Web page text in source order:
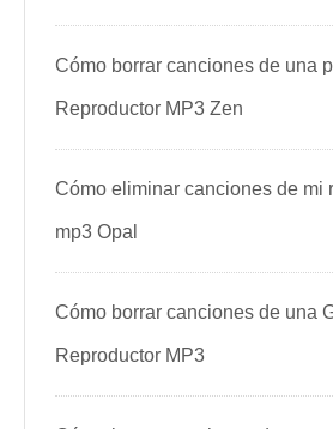
Cómo borrar canciones de una
Reproductor MP3 Zen
Cómo eliminar canciones de mi
mp3 Opal
Cómo borrar canciones de una
Reproductor MP3